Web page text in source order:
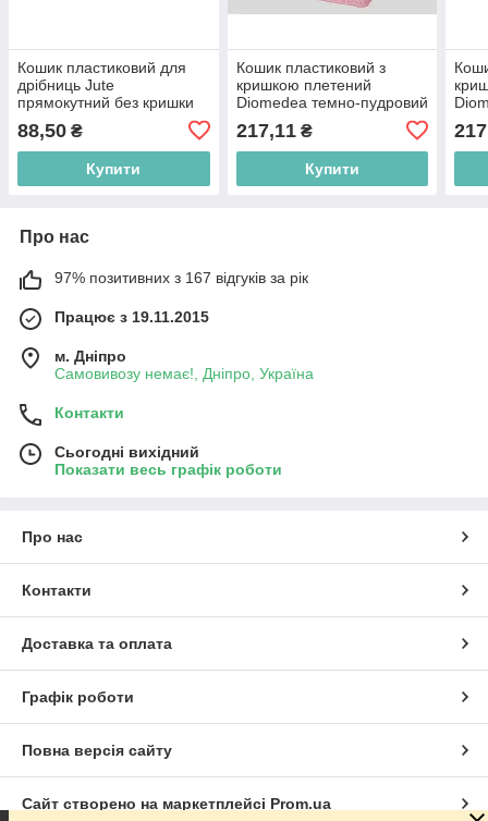
Кошик пластиковий для
дрібниць Jute
прямокутний без кришки
білий 2.5 л 25х19х6.5 см
BP
88,50 ₴
Купити
Кошик пластиковий з
кришкою плетений
Diomedea темно-пудровий
6 л 17х28х23 см, великий
кофр BP
217,11₴
Купити
см
Про нас
97% позитивних з 167 відгуків за рік
Працює з 19.11.2015
м. Дніпро
Самовивозу немає!, Дніпро, Україна
Контакти
Сьогодні вихідний
Показати весь графік роботи
Про нас
Контакти
Доставка та оплата
Графік роботи
Повна версія сайту
Сайт створено на маркетплейсі Prom.ua